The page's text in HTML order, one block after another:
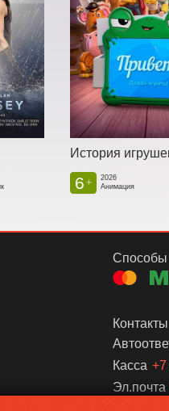
История
6 +
2026
Анимация
Способы
Контакты
Касса
Эл.почта